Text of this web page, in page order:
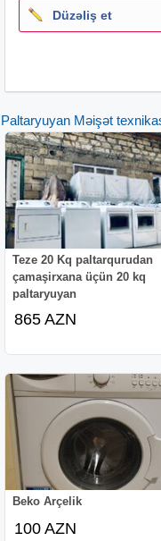
Düzəliş et
Paltaryuyan Məişət
Teze 20 Kq paltarqurudan
çamaşirxana üçün 20 kq
paltaryuyan
865 AZN
Beko Arçelik
100 AZN